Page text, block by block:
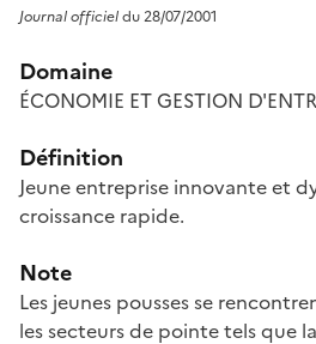
Journal officieldu 28/07/2001
Domaine
ÉCONOMIE ET GESTION
Définition
Jeune entreprise innovante et
croissance rapide.
Note
Les jeunes pousses se
les secteurs de pointe tels que